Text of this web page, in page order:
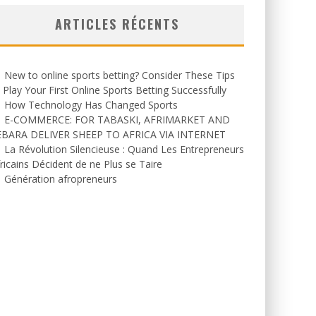
ARTICLES RÉCENTS
New to online sports betting? Consider These Tips
Your First Online Sports Betting Successfully
How Technology Has Changed Sports
E-COMMERCE: FOR TABASKI, AFRIMARKET AND
DELIVER SHEEP TO AFRICA VIA INTERNET
La Révolution Silencieuse : Quand Les Entrepreneurs
Décident de ne Plus se Taire
Génération afropreneurs